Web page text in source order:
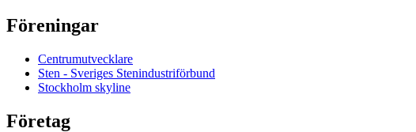
Föreningar
Centrumutvecklare
Sten - Sveriges Stenindustriförbund
Stockholm skyline
Företag